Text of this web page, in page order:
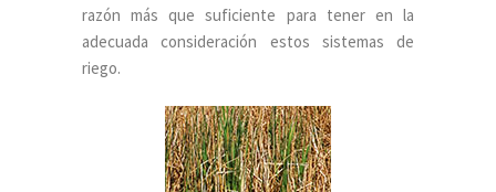
razón más que suficiente para tener en la
adecuada consideración estos sistemas de
riego.